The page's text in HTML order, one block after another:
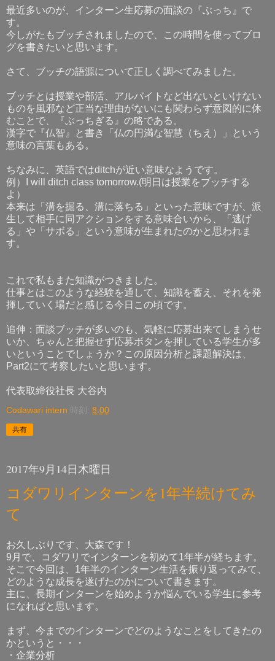
最近多いのが、インターン生応募の面談の『ぶっち』で
す。
今しがたもブッチされましたので、この時間を使ってブロ
グを書きたいと思います。
さて、ブッチの語源について正しく調べてみました。
ブッチとは授業や部活、アルバイトなど出ないといけない
ものを風邪など正当な理由がないにも関わらず意図的に休
むことで、『ぶっちぎる』の略である。
漢字で『仏智』と書き「仏の円満な智慧（ちえ）」という
意味の言葉もある。
ちなみに、英語ではditchが近い意味なようです。
例）I will ditch class tomorrow.(明日は授業をブッチする
よ）
本来は「溝を掘る、溝に落ちる」といった意味ですが、派
生して相手に同アクションをする意味合いから、「逃げ
る」や「サボる」という意味が生まれたのかと思われま
す。
これで私もまた知識がつきました。
仕事とはこのような経験を通して、知識を蓄え、それを発
揮していく場だと感じる今日この頃です。
追伸：面談ブッチが多いのも、気軽に応募出来てしまうせ
いか、ちゃんと把握せず応募ボタンを押している学生が多
いということでしょうか？この原因分析と課題解決は、
Part2にて考察したいと思います。
代表取締役社長 大谷内
Codawari intern 時刻: 8:00
共有
2017年9月14日木曜日
コダワリインターンを1年半続けてみ
て
お久しぶりです、大森です！
9月で、コダワリでインターンを初めて1年半が経ちます。
そこで今回は、1年半のインターン生活を振り返ってみて、
どのような成長を遂げたのかについて書きます。
主に、長期インターンを始めようか悩んでいる学生に参考
になればと思います。
まず、今までのインターンでどのようなことをしてきたの
かというと・・・
・企業分析